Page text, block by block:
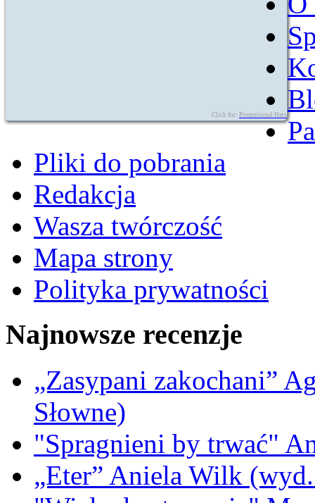
Click for: Promotional Hats
Pliki do pobrania
Redakcja
Wasza twórczość
Mapa strony
Polityka prywatności
Najnowsze recenzje
„Zasypani zakochani”
Słowne)
"Spragnieni by trwać"
„Eter” Aniela Wilk